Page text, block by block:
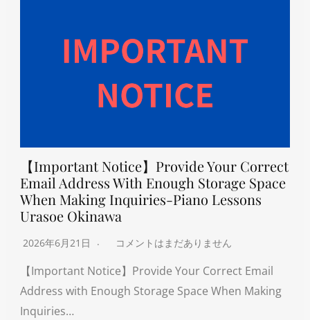
【Important Notice】Provide Your Correct
Email Address With Enough Storage Space
When Making Inquiries-Piano Lessons
Urasoe Okinawa
2026年6月21日 コメントはまだありません
【Important Notice】Provide Your Correct Email
Address with Enough Storage Space When Making
Inquiries…